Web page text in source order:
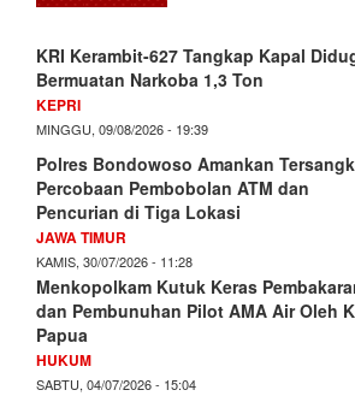
KRI Kerambit-627 Tangkap Kapal
Bermuatan Narkoba 1,3 Ton
KEPRI
MINGGU, 09/08/2026 - 19:39
Polres Bondowoso Amankan
Percobaan Pembobolan ATM dan
Pencurian di Tiga Lokasi
JAWA TIMUR
KAMIS, 30/07/2026 - 11:28
Menkopolkam Kutuk Keras
dan Pembunuhan Pilot AMA Air Oleh
Papua
HUKUM
SABTU, 04/07/2026 - 15:04